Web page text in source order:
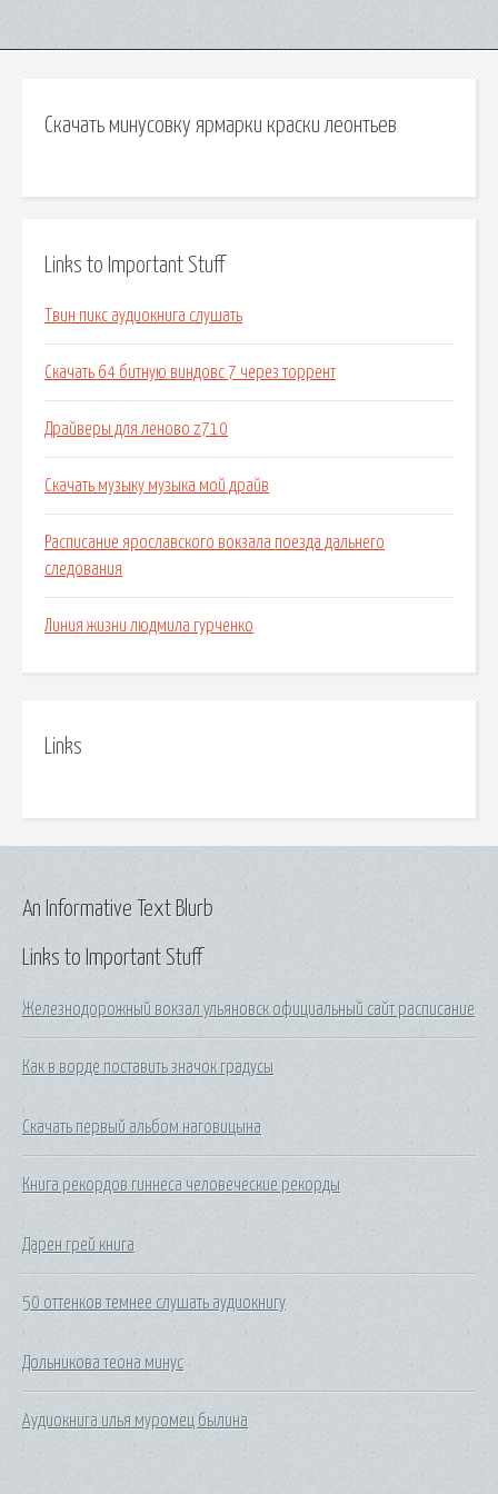
Скачать минусовку ярмарки краски леонтьев
Links to Important Stuff
Твин пикс аудиокнига слушать
Скачать 64 битную виндовс 7 через торрент
Драйверы для леново z710
Скачать музыку музыка мой драйв
Расписание ярославского вокзала поезда дальнего
следования
Линия жизни людмила гурченко
Links
Links to Important Stuff
Железнодорожный вокзал ульяновск официальный сайт расписание
Как в ворде поставить значок градусы
Скачать первый альбом наговицына
Книга рекордов гиннеса человеческие рекорды
Дарен грей книга
50 оттенков темнее слушать аудиокнигу
Дольникова теона минус
Аудиокнига илья муромец былина
An Informative Text Blurb